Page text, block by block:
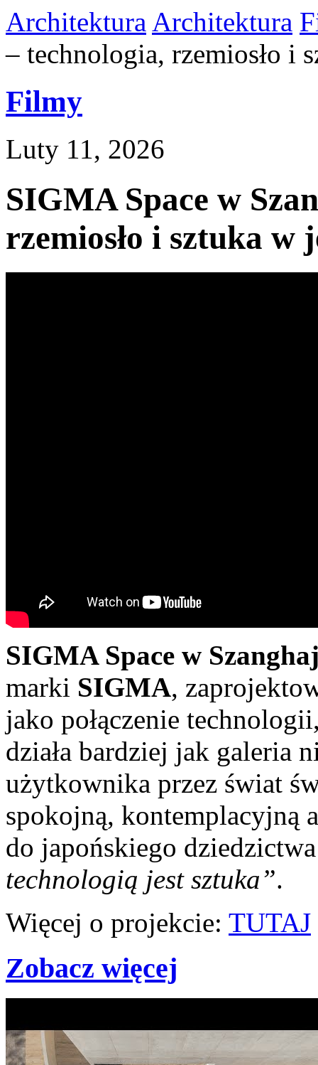
Architektura Architektura
– technologia, rzemiosło i
Filmy
Luty 11, 2026
SIGMA Space w
rzemiosło i sztuka w
SIGMA Space w
marki SIGMA,
jako połączenie
działa bardziej jak galeria
użytkownika przez świat
spokojną, kontemplacyjną
do japońskiego
technologią jest sztuka”.
Więcej o projekcie: TUTAJ
Zobacz więcej